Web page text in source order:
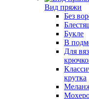
Вид пряжи
Без
Букле
В
Для
крутка